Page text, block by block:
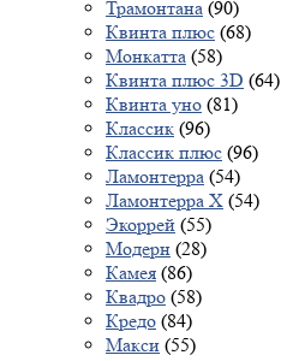
Трамонтана (90)
Квинта плюс (68)
Монкатта (58)
Квинта плюс 3D (64)
Квинта уно (81)
Классик (96)
Классик плюс (96)
Ламонтерра (54)
Ламонтерра X (54)
Экоррей (55)
Модерн (28)
Камея (86)
Квадро (58)
Кредо (84)
Макси (55)